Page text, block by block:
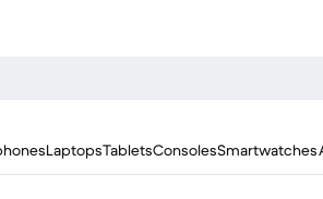
LaptopsTabletsConsolesSmartwatches